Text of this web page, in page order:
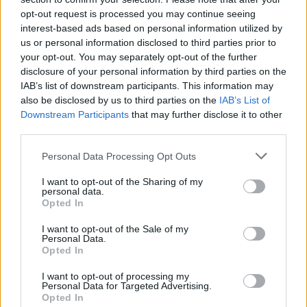
opt-out request is processed you may continue seeing
interest-based ads based on personal information utilized by
us or personal information disclosed to third parties prior to
your opt-out. You may separately opt-out of the further
disclosure of your personal information by third parties on the
IAB’s list of downstream participants. This information may
also be disclosed by us to third parties on the IAB’s List of
Downstream Participants that may further disclose it to other
Personal Data Processing Opt Outs
I want to opt-out of the Sharing of my
personal data.
Opted In
I want to opt-out of the Sale of my
Personal Data.
Opted In
I want to opt-out of processing my
Personal Data for Targeted Advertising.
Opted In
La vicenda mette in luce un tema più ampio,
quello del linguaggio politico e della
responsabilità dei rappresentanti istituzionali
nel commentare eventi drammatici. La linea
di confine tra analisi sociale e giustificazione
di atti criminali è diventata oggetto di dibattito
riflessione sul ruolo dei partiti nella gestione
dell’immagine dei propri rappresentanti.
Gasparri e Berrino hanno sottolineato la
necessità di atti di trasparenza e
responsabilità, mentre la Lega ha insistito
sulla difesa dei valori istituzionali e del
rispetto per le forze dell’ordine. Dall’altra
parte, Salis e Avs potrebbero trovarsi a dover
chiarire pubblicamente il significato delle
affermazioni, per evitare ulteriori tensioni